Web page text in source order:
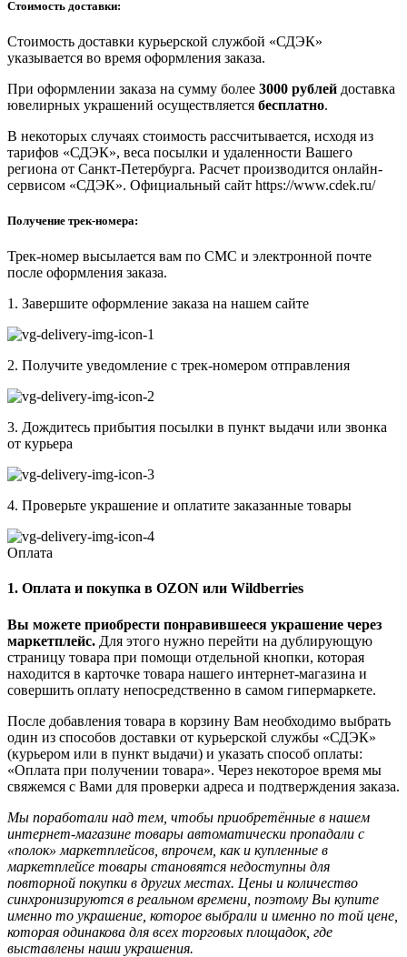
Стоимость доставки:
Стоимость доставки курьерской службой «СДЭК»
указывается во время оформления заказа.
При оформлении заказа на сумму более 3000 рублей доставка
ювелирных украшений осуществляется бесплатно.
В некоторых случаях стоимость рассчитывается, исходя из
тарифов «СДЭК», веса посылки и удаленности Вашего
региона от Санкт-Петербурга. Расчет производится онлайн-
сервисом «СДЭК». Официальный сайт https://www.cdek.ru/
Получение трек-номера:
Трек-номер высылается вам по СМС и электронной почте
после оформления заказа.
1. Завершите оформление заказа на нашем сайте
2. Получите уведомление с трек-номером отправления
3. Дождитесь прибытия посылки в пункт выдачи или звонка
от курьера
4. Проверьте украшение и оплатите заказанные товары
Оплата
1. Оплата и покупка в OZON или Wildberries
Вы можете приобрести понравившееся украшение через
маркетплейс. Для этого нужно перейти на дублирующую
страницу товара при помощи отдельной кнопки, которая
находится в карточке товара нашего интернет-магазина и
совершить оплату непосредственно в самом гипермаркете.
После добавления товара в корзину Вам необходимо выбрать
один из способов доставки от курьерской службы «СДЭК»
(курьером или в пункт выдачи) и указать способ оплаты:
«Оплата при получении товара». Через некоторое время мы
свяжемся с Вами для проверки адреса и подтверждения заказа.
Мы поработали над тем, чтобы приобретённые в нашем
интернет-магазине товары автоматически пропадали с
«полок» маркетплейсов, впрочем, как и купленные в
маркетплейсе товары становятся недоступны для
повторной покупки в других местах. Цены и количество
синхронизируются в реальном времени, поэтому Вы купите
именно то украшение, которое выбрали и именно по той цене,
которая одинакова для всех торговых площадок, где
выставлены наши украшения.